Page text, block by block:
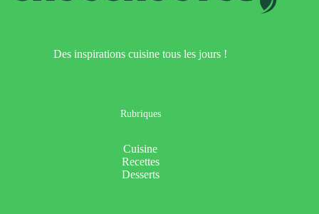
Des inspirations cuisine tous les jours !
Rubriques
Cuisine
Recettes
Desserts